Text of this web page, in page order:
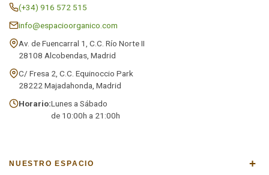
(+34) 916 572 515
info@espacioorganico.com
Av. de Fuencarral 1, C.C. Río Norte II
28108 Alcobendas, Madrid
C/ Fresa 2, C.C. Equinoccio Park
28222 Majadahonda, Madrid
Horario:Lunes a Sábado
de 10:00h a 21:00h
NUESTRO ESPACIO +